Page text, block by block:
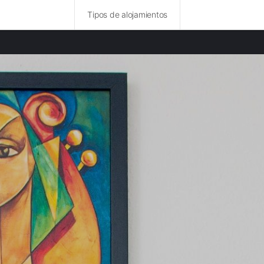
Tipos de alojamientos